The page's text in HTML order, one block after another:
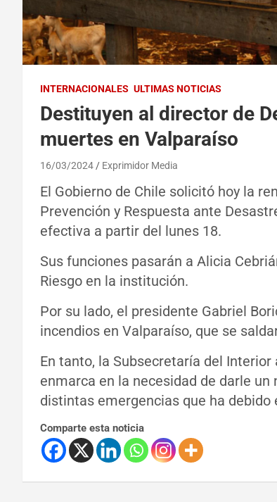
INTERNACIONALES ULTIMAS NOTICIAS
Destituyen al director de
muertes en Valparaíso
16/03/2024 Exprimidor Media
El Gobierno de Chile solicitó hoy la
Prevención y Respuesta ante
efectiva a partir del lunes 18.
Sus funciones pasarán a Alicia
Riesgo en la institución.
Por su lado, el presidente Gabriel
incendios en Valparaíso, que se
En tanto, la Subsecretaría del
enmarca en la necesidad de darle
distintas emergencias que ha debido
Comparte esta noticia